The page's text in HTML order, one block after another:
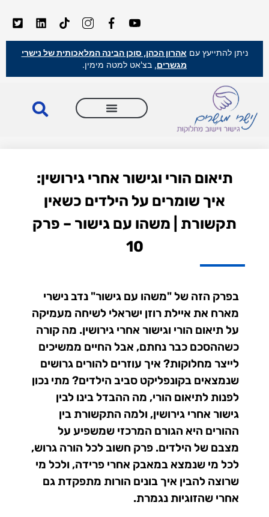
ניתן להתייעץ עם אהרון הכהן, סוכן הבינה המלאכותית של נישרי
מגשרים, בצ'אט למטה מימין.
תיאום הורי וגישור אחרי גירושין:
איך שומרים על הילדים כשאין
תקשורת | משהו עם גישור – פרק
10
בפרק הזה של "משהו עם גישור" נדב נישרי
מארח את איילת רוזן ישראלי לשיחה מעמיקה
על תיאום הורי וגישור אחרי גירושין. מה קורה
כשההסכם כבר נחתם, אבל החיים ממשיכים
לייצר מחלוקות? איך עוזרים להורים גרושים
שנמצאים בקונפליקט סביב הילדים? מתי נכון
לפנות לתיאום הורי, מה ההבדל בינו לבין
גישור אחרי גירושין, ולמה התקשורת בין
ההורים היא הגורם המרכזי שמשפיע על
מצבם של הילדים. פרק חשוב לכל הורה גרוש,
לכל מי שנמצא במאבק אחרי פרידה, ולכל מי
שרוצה להבין איך בונים הורות מתפקדת גם
אחרי שהזוגיות נגמרת.